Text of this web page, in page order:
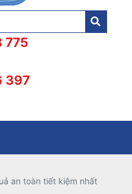
775
397
an toàn tiết kiệm nhất